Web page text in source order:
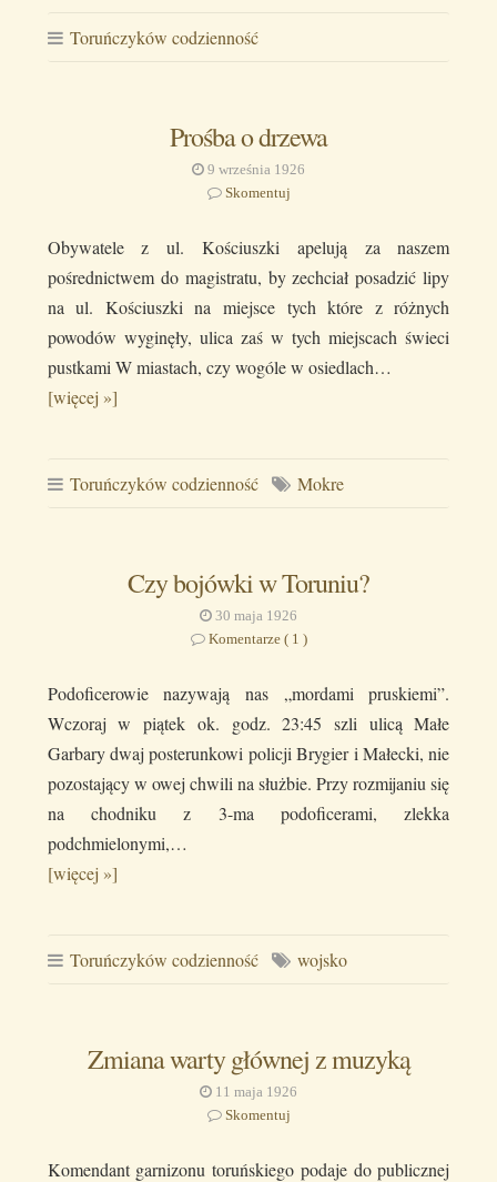
Toruńczyków codzienność
Prośba o drzewa
9 września 1926
Skomentuj
Obywatele z ul. Kościuszki apelują za naszem
pośrednictwem do magistratu, by zechciał posadzić lipy
na ul. Kościuszki na miejsce tych które z różnych
powodów wyginęły, ulica zaś w tych miejscach świeci
pustkami W miastach, czy wogóle w osiedlach…
[więcej »]
Toruńczyków codzienność Mokre
Czy bojówki w Toruniu?
30 maja 1926
Komentarze ( 1 )
Podoficerowie nazywają nas „mordami pruskiemi”.
Wczoraj w piątek ok. godz. 23:45 szli ulicą Małe
Garbary dwaj posterunkowi policji Brygier i Małecki, nie
pozostający w owej chwili na służbie. Przy rozmijaniu się
na chodniku z 3-ma podoficerami, zlekka
podchmielonymi,…
[więcej »]
Toruńczyków codzienność wojsko
Zmiana warty głównej z muzyką
11 maja 1926
Skomentuj
Komendant garnizonu toruńskiego podaje do publicznej